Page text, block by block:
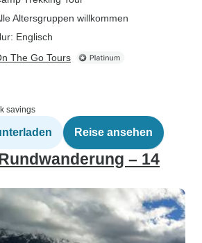
Altersgruppen willkommen
Englisch
The Go Tours
savings
Reise ansehen
– 14